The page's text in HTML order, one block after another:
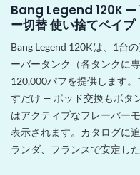
Bang Legend 120K —
ー切替 使い捨てベイプ
Bang Legend 120Kは、1台
ーバータンク（各タンクに
120,000パフを提供します
すだけ — ポッド交換もボタ
はアクティブなフレーバー
表示されます。カタログに
ランダ、フランスで安定し